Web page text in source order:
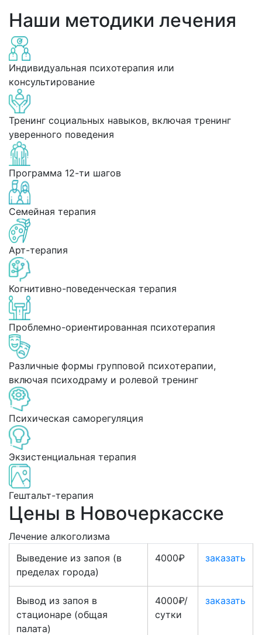
Наши методики лечения
Индивидуальная психотерапия или
консультирование
Тренинг социальных навыков, включая тренинг
уверенного поведения
Программа 12-ти шагов
Семейная терапия
Арт-терапия
Когнитивно-поведенческая терапия
Проблемно-ориентированная психотерапия
Различные формы групповой психотерапии,
включая психодраму и ролевой тренинг
Психическая саморегуляция
Экзистенциальная терапия
Гештальт-терапия
Цены в Новочеркасске
Лечение алкоголизма
Выведение из запоя (в
пределах города)
4000₽ заказать
Вывод из запоя в
стационаре (общая
палата)
4000₽/
сутки
заказать